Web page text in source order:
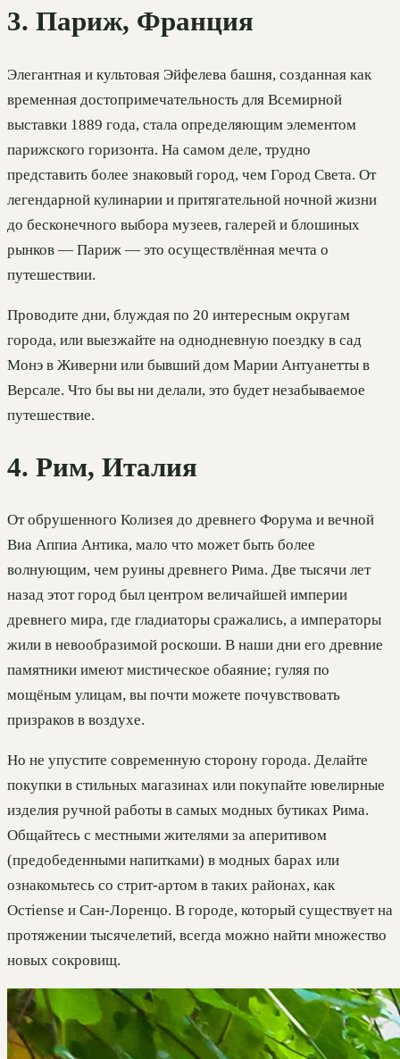
3. Париж, Франция
Элегантная и культовая Эйфелева башня, созданная как
временная достопримечательность для Всемирной
выставки 1889 года, стала определяющим элементом
парижского горизонта. На самом деле, трудно
представить более знаковый город, чем Город Света. От
легендарной кулинарии и притягательной ночной жизни
до бесконечного выбора музеев, галерей и блошиных
рынков — Париж — это осуществлённая мечта о
путешествии.
Проводите дни, блуждая по 20 интересным округам
города, или выезжайте на однодневную поездку в сад
Монэ в Живерни или бывший дом Марии Антуанетты в
Версале. Что бы вы ни делали, это будет незабываемое
путешествие.
4. Рим, Италия
От обрушенного Колизея до древнего Форума и вечной
Виа Аппиа Антика, мало что может быть более
волнующим, чем руины древнего Рима. Две тысячи лет
назад этот город был центром величайшей империи
древнего мира, где гладиаторы сражались, а императоры
жили в невообразимой роскоши. В наши дни его древние
памятники имеют мистическое обаяние; гуляя по
мощёным улицам, вы почти можете почувствовать
призраков в воздухе.
Но не упустите современную сторону города. Делайте
покупки в стильных магазинах или покупайте ювелирные
изделия ручной работы в самых модных бутиках Рима.
Общайтесь с местными жителями за аперитивом
(предобеденными напитками) в модных барах или
ознакомьтесь со стрит-артом в таких районах, как
Остiense и Сан-Лоренцо. В городе, который существует на
протяжении тысячелетий, всегда можно найти множество
новых сокровищ.